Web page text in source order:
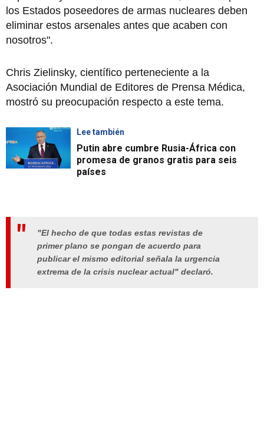
los Estados poseedores de armas nucleares deben
eliminar estos arsenales antes que acaben con
nosotros".
Chris Zielinsky, científico perteneciente a la
Asociación Mundial de Editores de Prensa Médica,
mostró su preocupación respecto a este tema.
Lee también
Putin abre cumbre Rusia-África con
promesa de granos gratis para seis
países
"El hecho de que todas estas revistas de
primer plano se pongan de acuerdo para
publicar el mismo editorial señala la urgencia
extrema de la crisis nuclear actual" declaró.